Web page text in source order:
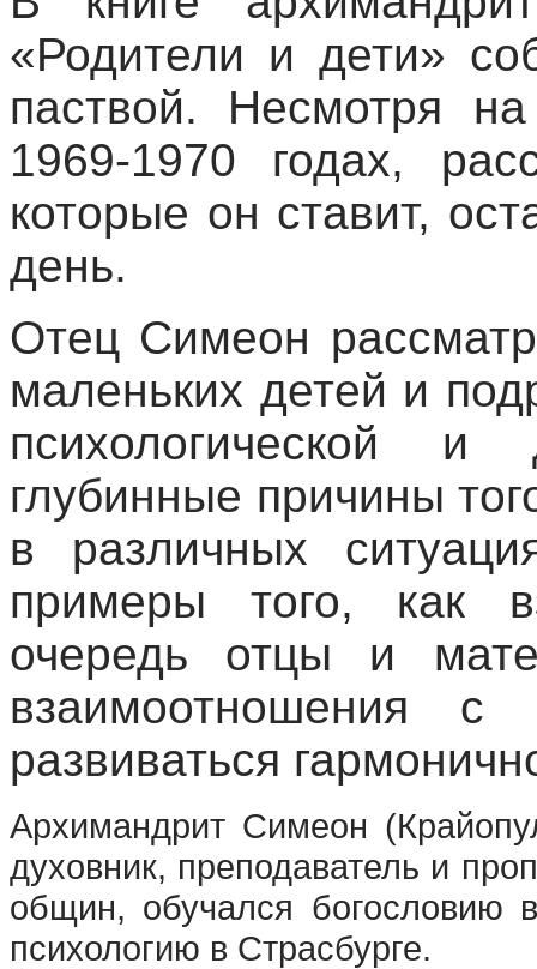
«Родители и дети»
паствой. Несмотря
1969-1970 годах,
которые он ставит,
день.
Отец Симеон
маленьких детей и
психологической
глубинные причины
в различных
примеры того, как
очередь отцы и
взаимоотношения
развиваться
Архимандрит Симеон
духовник, преподаватель и
общин, обучался богословию
психологию в Страсбурге.